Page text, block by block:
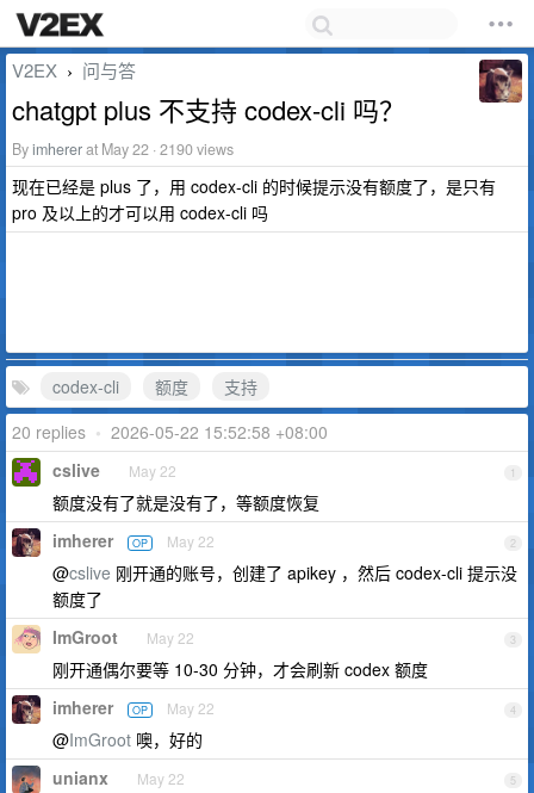
V2EX › 问与答
chatgpt plus 不支持 codex-cli 吗？
Byimhererat May 22 · 2190 views
现在已经是 plus 了，用 codex-cli 的时候提示没有额度了，是只有
pro 及以上的才可以用 codex-cli 吗
codex-cli 额度
支持
20 replies • 2026-05-22 15:52:58 +08:00
1
cslive May 22
额度没有了就是没有了，等额度恢复
2
imherer OP May 22
@cslive 刚开通的账号，创建了 apikey ，然后 codex-cli 提示没
额度了
3
ImGroot May 22
刚开通偶尔要等 10-30 分钟，才会刷新 codex 额度
4
imherer OP May 22
@ImGroot 噢，好的
5
unianx May 22